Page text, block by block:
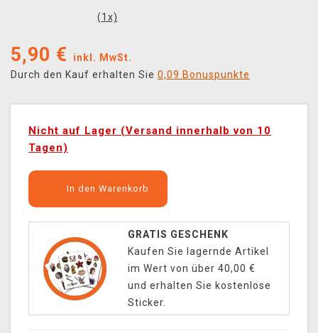
(1 x)
5,90 €
inkl. MwSt.
Durch den Kauf erhalten Sie 0,09 Bonuspunkte
Nicht auf Lager (Versand innerhalb von 10
Tagen)
In den Warenkorb
GRATIS GESCHENK
Kaufen Sie lagernde Artikel
im Wert von über 40,00 €
und erhalten Sie kostenlose
Sticker.